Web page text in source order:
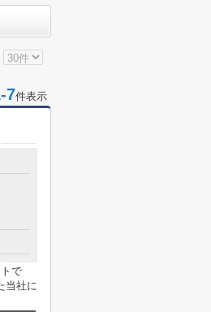
件表示
で
当社に